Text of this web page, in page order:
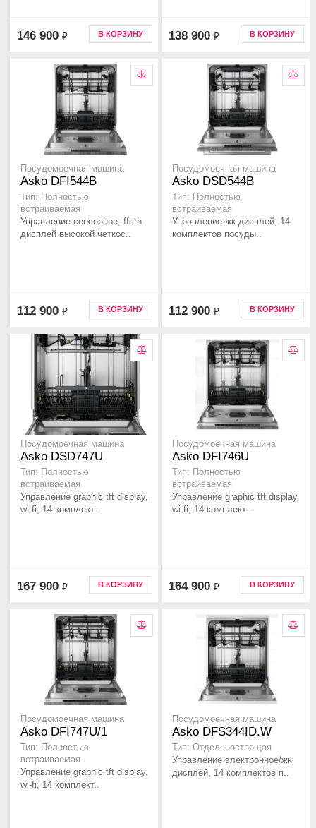
146 900 ₽ В КОРЗИНУ 138 900 ₽ В КОРЗИНУ
Посудомоечная машина
Asko DFI544B
Тип: Полностью
встраиваемая
Управление сенсорное, ffstn
дисплей высокой четкос..
112 900 ₽ В КОРЗИНУ
Посудомоечная машина
Asko DSD544B
Тип: Полностью
встраиваемая
Управление жк дисплей, 14
комплектов посуды..
112 900 ₽ В КОРЗИНУ
Посудомоечная машина
Asko DSD747U
Тип: Полностью
встраиваемая
Управление graphic tft display,
wi-fi, 14 комплект..
167 900 ₽ В КОРЗИНУ
Посудомоечная машина
Asko DFI746U
Тип: Полностью
встраиваемая
Управление graphic tft display,
wi-fi, 14 комплект..
164 900 ₽ В КОРЗИНУ
Посудомоечная машина
Asko DFI747U/1
Тип: Полностью
встраиваемая
Управление graphic tft display,
wi-fi, 14 комплект..
Посудомоечная машина
Asko DFS344ID.W
Тип: Отдельностоящая
Управление электронное/жк
дисплей, 14 комплектов п..